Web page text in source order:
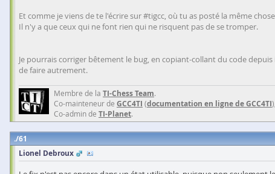
Et comme je viens de te l'écrire sur #tigcc, où tu as posté la même
Il n'y a que ceux qui ne font rien qui ne risquent pas de se tromper.
Je pourrais corriger bêtement le bug, en copiant-collant du code
de faire autrement.
Membre de la TI-Chess Team.
Co-mainteneur de GCC4TI (documentation en ligne de GCC4TI),
Co-admin de TI-Planet.
61
Lionel Debroux